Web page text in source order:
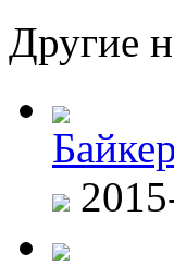
Другие